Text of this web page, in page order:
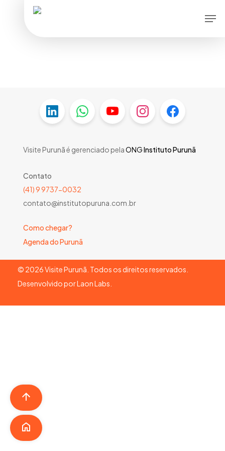
Visite Purunã é gerenciado pelaONGInstituto Purunã
Contato
(41) 9 9737-0032
contato@institutopuruna.com.br
Como chegar?
Agenda do Purunã
© 2026Visite Purunã. Todos os direitos reservados.
Desenvolvido porLaon Labs